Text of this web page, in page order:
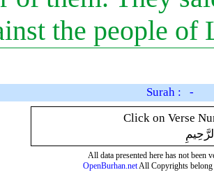
the people
Surah : -
Click on Verse
All data presented here has not been
OpenBurhan.netAll Copyrights